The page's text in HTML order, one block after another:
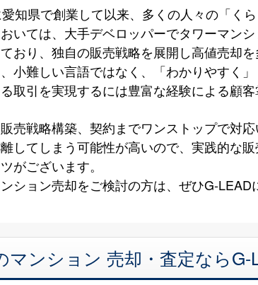
知県で創業して以来、多くの人々の「く
いては、大手デベロッパーでタワーマン
おり、独自の販売戦略を展開し高値売却
小難しい言語ではなく、「わかりやすく
取引を実現するには豊富な経験による顧
売戦略構築、契約までワンストップで対
してしまう可能性が高いので、実践的な
がございます。
ション売却をご検討の方は、ぜひG-LEAD
マンション 売却・査定なら